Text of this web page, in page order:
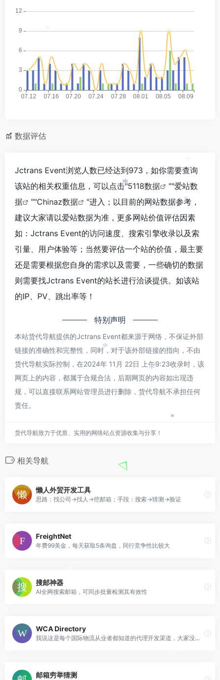
数据评估
Jctrans Event浏览人数已经达到973，如你需要查询
该站的相关权重信息，可以点击"5118数据 ""爱站数
据
""Chinaz数据
"进入；以目前的网站数据参考，
建议大家请以爱站数据为准，更多网站价值评估因素
如：Jctrans Event的访问速度、搜索引擎收录以及索
引量、用户体验等；当然要评估一个站的价值，最主要
还是需要根据您自身的需求以及需要，一些确切的数据
则需要找Jctrans Event的站长进行洽谈提供。如该站
的IP、PV、跳出率等！
特别声明
本站货代导航提供的Jctrans Event都来源于网络，不保证外部
链接的准确性和完整性，同时，对于该外部链接的指向，不由
货代导航实际控制，在2024年 11月 22日 上午9:23收录时，该
网页上的内容，都属于合规合法，后期网页的内容如出现违
规，可以直接联系网站管理员进行删除，货代导航不承担任何
责任。
货代导航致力于优质、实用的网络站点资源收集与分享！
相关导航
懒人外贸开发工具
思路：找公司→找人→挖邮箱；手段：搜索→猜测→验证
FreightNet
年费99美金，每天获取5条询盘，同行竞争性比较大
搜邮神器
AI全网搜索邮箱，可同步批量检测其有效性
WCA Directory
我说这是每个国际物流从业者都知道的代理开发渠道，大家没意见吧？
邮箱穷举猜测
*
*
*
*
*
*